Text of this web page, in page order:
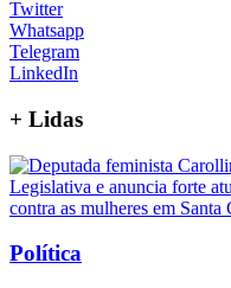
Twitter
Whatsapp
Telegram
LinkedIn
+ Lidas
Política